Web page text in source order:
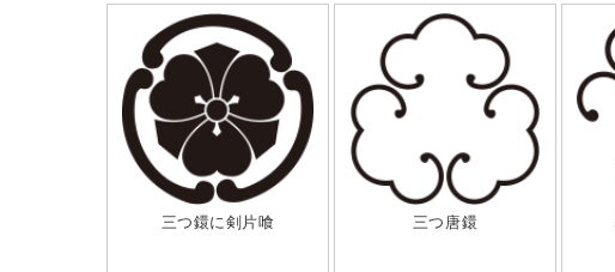
三つ鐶に剣片喰 三つ唐鐶